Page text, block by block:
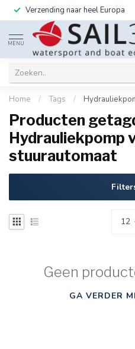
Verzending naar heel Europa
MENU
Home / Tags /
Producten
Hydrauliekpomp
stuurautomaat
Geen
GA VERDER